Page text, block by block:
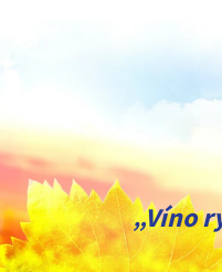
„Víno